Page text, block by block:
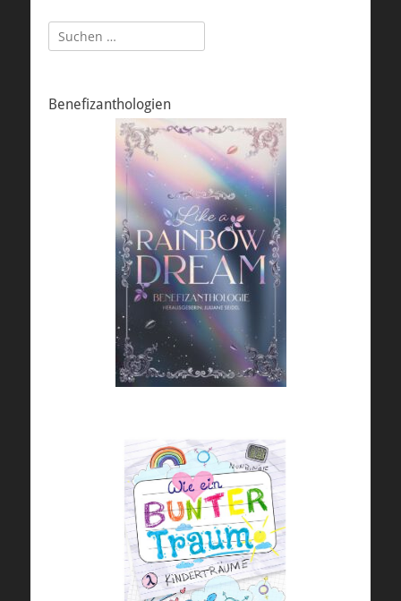
Suchen
nach:
Benefizanthologien